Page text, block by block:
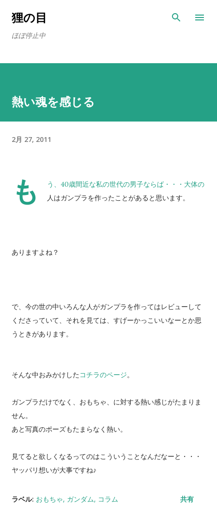
狸の目
ほぼ停止中
熱い魂を感じる
2月 27, 2011
も
う、40歳間近な私の世代の男子ならば・・・大体の
人はガンプラを作ったことがあると思います。
ありますよね？
で、今の世の中いろんな人がガンプラを作ってはレビューして
くださっていて、それを見ては、すげーかっこいいなーとか思
うときがあります。
そんな中おみかけした コチラのページ。
ガンプラだけでなく、おもちゃ、に対する熱い感じがたまりま
せん。
あと写真のポーズもたまらなく熱い。
見てると欲しくなるってのはこういうことなんだなーと・・・
ヤッパリ想いが大事ですね♪
ラベル: おもちゃ ガンダム コラム 共有